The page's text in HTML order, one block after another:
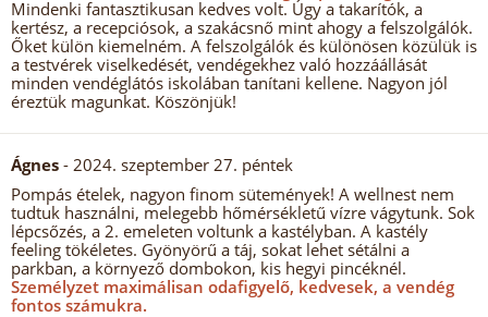
Mindenki fantasztikusan kedves volt. Úgy a takarítók, a
kertész, a recepciósok, a szakácsnő mint ahogy a felszolgálók.
Őket külön kiemelném. A felszolgálók és különösen közülük is
a testvérek viselkedését, vendégekhez való hozzáállását
minden vendéglátós iskolában tanítani kellene. Nagyon jól
éreztük magunkat. Köszönjük!
Ágnes - 2024. szeptember 27. péntek
Pompás ételek, nagyon finom sütemények! A wellnest nem
tudtuk használni, melegebb hőmérsékletű vízre vágytunk. Sok
lépcsőzés, a 2. emeleten voltunk a kastélyban. A kastély
feeling tökéletes. Gyönyörű a táj, sokat lehet sétálni a
parkban, a környező dombokon, kis hegyi pincéknél.
Személyzet maximálisan odafigyelő, kedvesek, a vendég
fontos számukra.